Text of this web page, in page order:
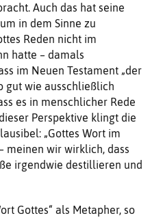
Auch das hat seine
in dem Sinne zu
Reden nicht im
hatte – damals
im Neuen Testament „der
gut wie ausschließlich
es in menschlicher Rede
Perspektive klingt die
„Gottes Wort im
meinen wir wirklich, dass
irgendwie destillieren und
Gottes“ als Metapher, so